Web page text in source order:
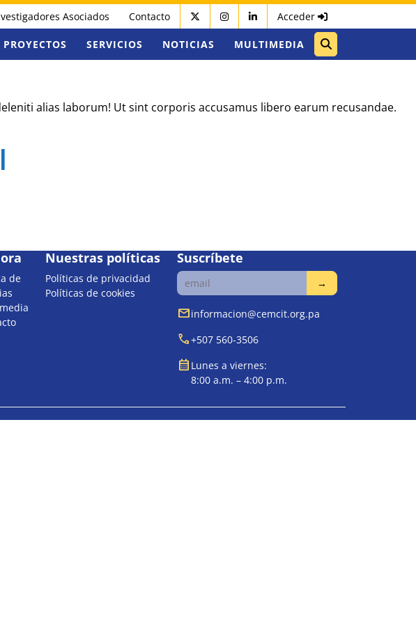
Asociados Contacto Acceder
PROYECTOS SERVICIOS NOTICIAS MULTIMEDIA
alias laborum! Ut sint corporis accusamus libero earum recusandae.
de
Nuestras políticas
Políticas de privacidad
Políticas de cookies
Suscríbete
mailinformacion@cemcit.org.pa
call+507 560-3506
calendar_month Lunes a viernes:
8:00 a.m. – 4:00 p.m.